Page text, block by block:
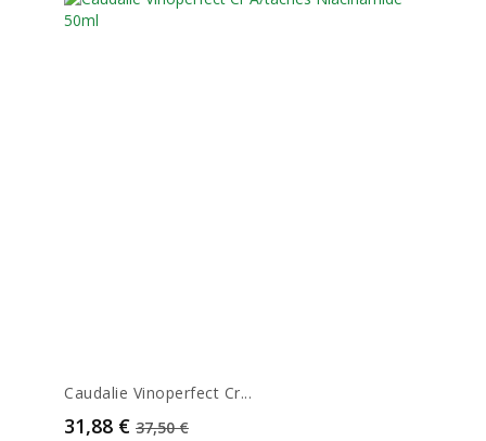
Caudalie Vinoperfect Cr...
Prix
31,88 € Prix de base
37,50 €